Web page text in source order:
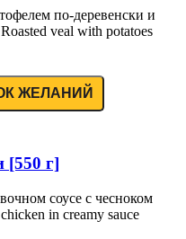
по-деревенски и
veal with potatoes
ЖЕЛАНИЙ
[550 г]
соусе с чесноком
in creamy sauce